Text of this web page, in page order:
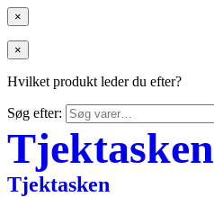
×
×
Hvilket produkt leder du efter?
Søg efter:
Tjektasken
Tjektasken